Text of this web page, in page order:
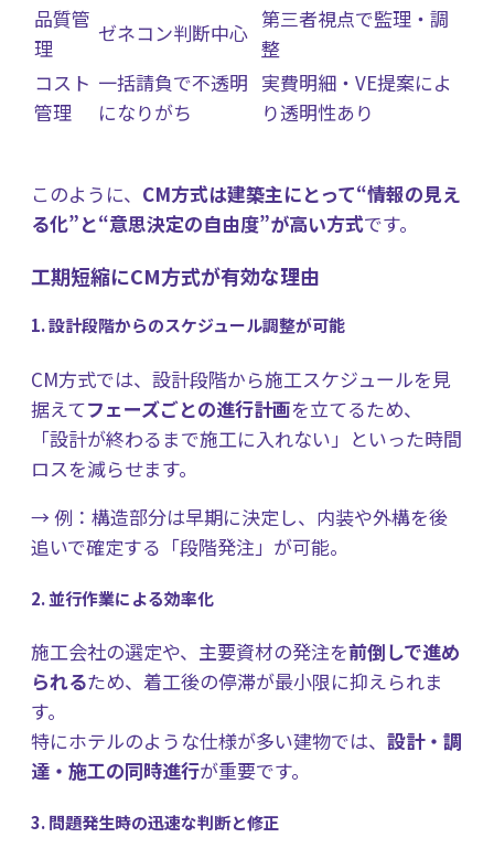
品質管
理
ゼネコン判断中心
第三者視点で監理・調
整
コスト
管理
一括請負で不透明
になりがち
実費明細・VE提案によ
り透明性あり
このように、 CM方式は建築主にとって“情報の見え
る化”と“意思決定の自由度”が高い方式です。
工期短縮にCM方式が有効な理由
1. 設計段階からのスケジュール調整が可能
CM方式では、設計段階から施工スケジュールを見
据えてフェーズごとの進行計画を立てるため、
「設計が終わるまで施工に入れない」といった時間
ロスを減らせます。
→ 例：構造部分は早期に決定し、内装や外構を後
追いで確定する「段階発注」が可能。
2. 並行作業による効率化
施工会社の選定や、主要資材の発注を前倒しで進め
られるため、着工後の停滞が最小限に抑えられま
す。
特にホテルのような仕様が多い建物では、 設計・調
達・施工の同時進行が重要です。
3. 問題発生時の迅速な判断と修正